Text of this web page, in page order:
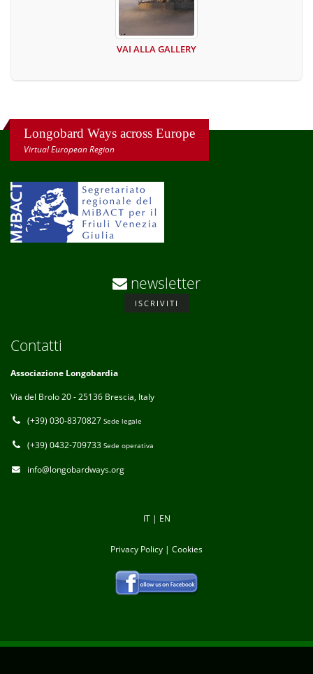
VAI ALLA GALLERY
Longobard Ways across Europe
Virtual European Region
newsletter
ISCRIVITI
Contatti
Associazione Longobardia
Via del Brolo 20 - 25136 Brescia, Italy
(+39) 030-8370827 Sede legale
(+39) 0432-709733 Sede operativa
info@longobardways.org
IT| EN
Privacy Policy | Cookies